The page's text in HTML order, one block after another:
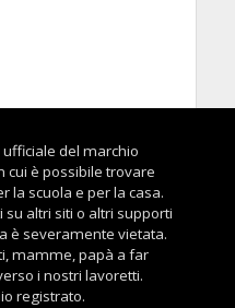
del marchio
cui è possibile trovare
la scuola e per la casa.
altri siti o altri supporti
è severamente vietata.
mamme, papà a far
i nostri lavoretti.
registrato.